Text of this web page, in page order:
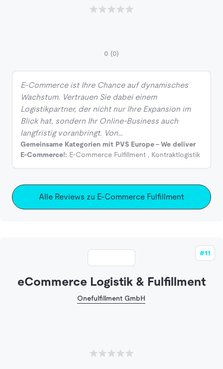
0 (0)
E-Commerce ist Ihre Chance auf dynamisches
Wachstum. Vertrauen Sie dabei einem
Logistikpartner, der nicht nur Ihre Expansion im
Blick hat, sondern Ihr Online-Business auch
langfristig voranbringt. Von…
Gemeinsame Kategorien mit PVS Europe - We deliver
E-Commerce!: E-Commerce Fulfillment , Kontraktlogistik
Alle Reviews zu E-Commerce Fulfillment
#11
eCommerce Logistik & Fulfillment
Onefulfillment GmbH